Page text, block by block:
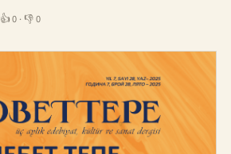
👍 0· 👎 0